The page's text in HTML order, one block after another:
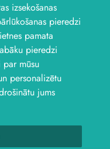
izsekošanas
pieredzi
pamata
pieredzi
par mūsu
personalizētu
jums